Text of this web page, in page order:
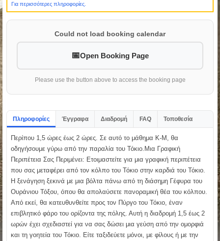
Για περισσότερες πληροφορίες.
Could not load booking calendar
Open Booking Page
Please use the button above to access the booking page
Πληροφορίες Έγγραφα Διαδρομή FAQ Τοποθεσία
Περίπου 1,5 ώρες έως 2 ώρες. Σε αυτό το μάθημα K-M, θα
οδηγήσουμε γύρω από την παραλία του Τόκιο.Μια Γραφική
Περιπέτεια Σας Περιμένει: Ετοιμαστείτε για μια γραφική περιπέτεια
που σας μεταφέρει από τον κόλπο του Τόκιο στην καρδιά του Τόκιο.
Η ξενάγηση ξεκινά με μια βόλτα πάνω από τη διάσημη Γέφυρα του
Ουράνιου Τόξου, όπου θα απολαύσετε πανοραμική θέα του κόλπου.
Από εκεί, θα κατευθυνθείτε προς τον Πύργο του Τόκιο, έναν
επιβλητικό φάρο του ορίζοντα της πόλης. Αυτή η διαδρομή 1,5 έως 2
ωρών έχει σχεδιαστεί για να σας δώσει μια γεύση από την ομορφιά
και τη γοητεία του Τόκιο. Είτε ταξιδεύετε μόνοι, με φίλους ή με την